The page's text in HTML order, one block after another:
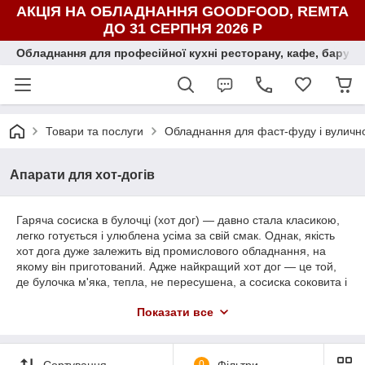
АКЦІЯ НА ОБЛАДНАННЯ GOODFOOD, REMTA
ДО 31 СЕРПНЯ 2026 Р
Обладнання для професійної кухні ресторану, кафе, бару,
Товари та послуги Обладнання для фаст-фуду і
Апарати для хот-догів
Гаряча сосиска в булочці (хот дог) — давно стала класикою,
легко готується і улюблена усіма за свій смак. Однак, якість
хот дога дуже залежить від промислового обладнання, на
якому він приготований. Адже найкращий хот дог — це той,
де булочка м'яка, тепла, не пересушена, а сосиска соковита і
апарати, і кожен апарат для хот догів має свої особливості.
обробки сосиски. Є роликові, де сосиска "прокочується" на
обертових роликах і обсмажується при цьому, є апарат для
Показати все